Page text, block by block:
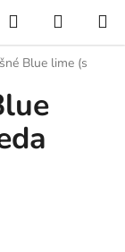
Hledat
KOŠÍK
Blue lime (s